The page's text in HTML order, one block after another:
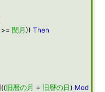
>= 閏月)) Then
(( 旧暦の月 + 旧暦の日) Mod